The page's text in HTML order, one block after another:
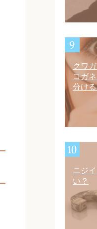
クワ
コガ
分け
ニジ
い？